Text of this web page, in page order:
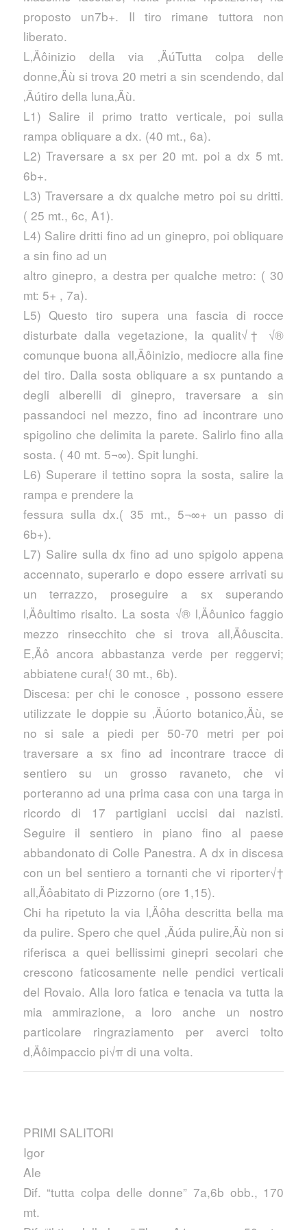
proposto un7b+. Il tiro rimane tuttora non
liberato.
L‚Äôinizio della via ‚ÄúTutta colpa delle
donne‚Äù si trova 20 metri a sin scendendo, dal
‚Äútiro della luna‚Äù.
L1) Salire il primo tratto verticale, poi sulla
rampa obliquare a dx. (40 mt., 6a).
L2) Traversare a sx per 20 mt. poi a dx 5 mt.
6b+.
L3) Traversare a dx qualche metro poi su dritti.
( 25 mt., 6c, A1).
L4) Salire dritti fino ad un ginepro, poi obliquare
a sin fino ad un
altro ginepro, a destra per qualche metro: ( 30
mt: 5+ , 7a).
L5) Questo tiro supera una fascia di rocce
disturbate dalla vegetazione, la qualit√† √®
comunque buona all‚Äôinizio, mediocre alla fine
del tiro. Dalla sosta obliquare a sx puntando a
degli alberelli di ginepro, traversare a sin
passandoci nel mezzo, fino ad incontrare uno
spigolino che delimita la parete. Salirlo fino alla
sosta. ( 40 mt. 5¬∞). Spit lunghi.
L6) Superare il tettino sopra la sosta, salire la
rampa e prendere la
fessura sulla dx.( 35 mt., 5¬∞+ un passo di
6b+).
L7) Salire sulla dx fino ad uno spigolo appena
accennato, superarlo e dopo essere arrivati su
un terrazzo, proseguire a sx superando
l‚Äôultimo risalto. La sosta √® l‚Äôunico faggio
mezzo rinsecchito che si trova all‚Äôuscita.
E‚Äô ancora abbastanza verde per reggervi;
abbiatene cura!( 30 mt., 6b).
Discesa: per chi le conosce , possono essere
utilizzate le doppie su ‚Äúorto botanico‚Äù, se
no si sale a piedi per 50-70 metri per poi
traversare a sx fino ad incontrare tracce di
sentiero su un grosso ravaneto, che vi
porteranno ad una prima casa con una targa in
ricordo di 17 partigiani uccisi dai nazisti.
Seguire il sentiero in piano fino al paese
abbandonato di Colle Panestra. A dx in discesa
con un bel sentiero a tornanti che vi riporter√†
all‚Äôabitato di Pizzorno (ore 1,15).
Chi ha ripetuto la via l‚Äôha descritta bella ma
da pulire. Spero che quel ‚Äúda pulire‚Äù non si
riferisca a quei bellissimi ginepri secolari che
crescono faticosamente nelle pendici verticali
del Rovaio. Alla loro fatica e tenacia va tutta la
mia ammirazione, a loro anche un nostro
particolare ringraziamento per averci tolto
d‚Äôimpaccio pi√π di una volta.
PRIMI SALITORI
Igor
Ale
Dif. “tutta colpa delle donne” 7a,6b obb., 170
mt.